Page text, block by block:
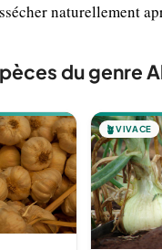
naturellement
du genre
🪴VIVACE